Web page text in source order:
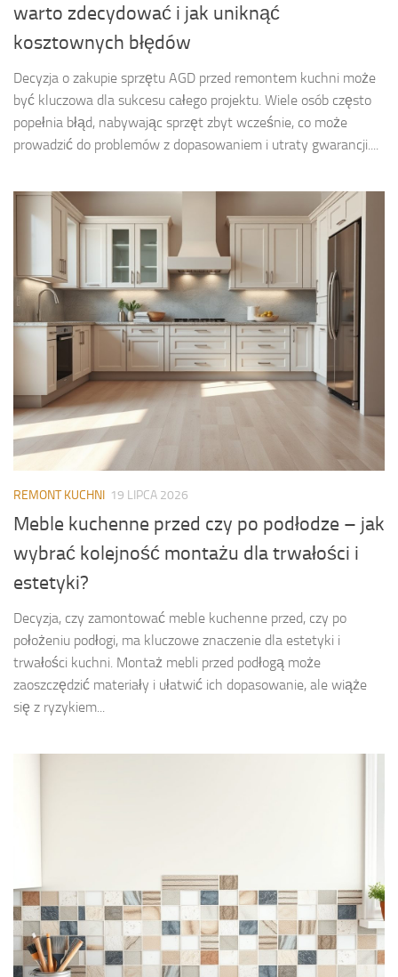
warto zdecydować i jak uniknąć
kosztownych błędów
Decyzja o zakupie sprzętu AGD przed remontem kuchni może
być kluczowa dla sukcesu całego projektu. Wiele osób często
popełnia błąd, nabywając sprzęt zbyt wcześnie, co może
prowadzić do problemów z dopasowaniem i utraty gwarancji....
REMONT KUCHNI 19 LIPCA 2026
Meble kuchenne przed czy po podłodze – jak
wybrać kolejność montażu dla trwałości i
estetyki?
Decyzja, czy zamontować meble kuchenne przed, czy po
położeniu podłogi, ma kluczowe znaczenie dla estetyki i
trwałości kuchni. Montaż mebli przed podłogą może
zaoszczędzić materiały i ułatwić ich dopasowanie, ale wiąże
się z ryzykiem...